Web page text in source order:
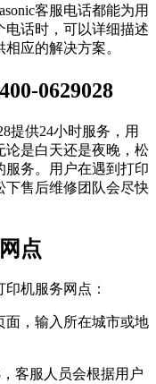
客服电话都能为用
电话时，可以详细描述
应的解决方案。
0629028
提供24小时服务，用
论是白天还是夜晚，松
务。用户在遇到打印
下售后维修团队会尽快
点
机服务网点：
面，输入所在城市或地
客服人员会根据用户